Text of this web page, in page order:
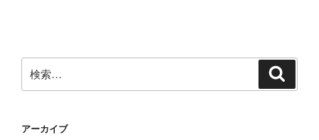
ン
索:
アーカイブ